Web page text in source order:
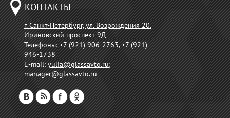
КОНТАКТЫ
г. Санкт-Петербург, ул. Возрождения 20.
Ириновский проспект 9Д
Телефоны:+7 (921) 906-2763, +7 (921)
946-1738
E-mail:yulia@glassavto.ru;
manager@glassavto.ru